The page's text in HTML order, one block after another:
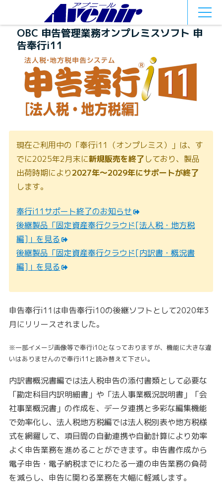
OBC 申告管理業務オンプレミスソフト 申
告奉行i11
現在ご利用中の「奉行i11（オンプレミス）」は、す
でに2025年2月末に新規販売を終了しており、製品
出荷時期により2027年〜2029年にサポートが終了
します。
奉行i11サポート終了のお知らせ
後継製品「固定資産奉行クラウド[法人税・地方税
編]」を見る
後継製品「固定資産奉行クラウド[内訳書・概況書
編]」を見る
申告奉行i11は申告奉行i10の後継ソフトとして2020年3
月にリリースされました。
※一部イメージ画像等で奉行i10となっておりますが、機能に大きな違
いはありませんので奉行i11と読み替えて下さい。
内訳書概況書編では法人税申告の添付書類として必要な
「勘定科目内訳明細書」や「法人事業概況説明書」「会
社事業概況書」の作成を、データ連携と多彩な編集機能
で効率化し、法人税地方税編では法人税別表や地方税様
式を網羅して、項目間の自動連携や自動計算により効率
よく申告業務を進めることができます。申告書作成から
電子申告・電子納税までにわたる一連の申告業務の負荷
を減らし、申告に関わる業務を大幅に軽減します。
MEN